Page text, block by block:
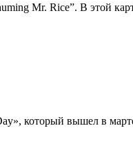
Mr. Rice”. В этой
который вышел в